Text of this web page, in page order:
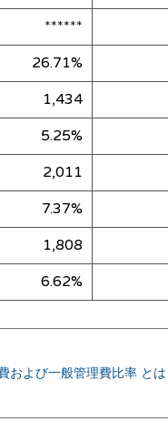
******
26.71%
1,434
5.25%
2,011
7.37%
1,808
6.62%
および一般管理費比率 とは